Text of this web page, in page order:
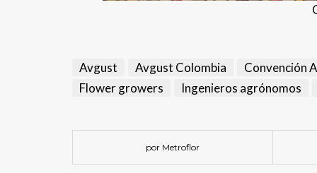
Avgust Avgust Colombia
Convención
Flower growers
Ingenieros agrónomos
por Metroflor